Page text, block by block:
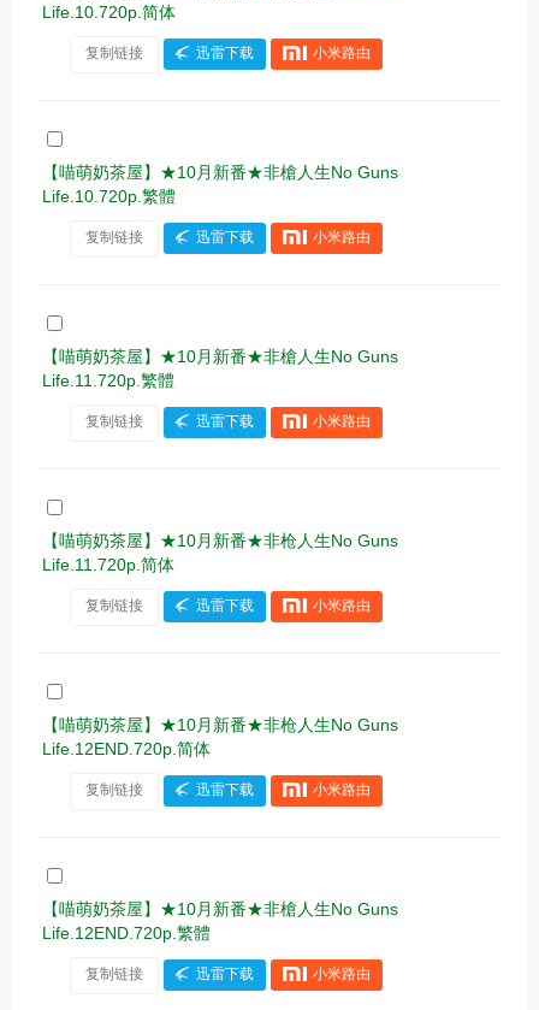
Life.10.720p.简体
复制链接 迅雷下载 小米路由
【喵萌奶茶屋】★10月新番★非槍人生No Guns
Life.10.720p.繁體
复制链接 迅雷下载 小米路由
【喵萌奶茶屋】★10月新番★非槍人生No Guns
Life.11.720p.繁體
复制链接 迅雷下载 小米路由
【喵萌奶茶屋】★10月新番★非枪人生No Guns
Life.11.720p.简体
复制链接 迅雷下载 小米路由
【喵萌奶茶屋】★10月新番★非枪人生No Guns
Life.12END.720p.简体
复制链接 迅雷下载 小米路由
【喵萌奶茶屋】★10月新番★非槍人生No Guns
Life.12END.720p.繁體
复制链接 迅雷下载 小米路由